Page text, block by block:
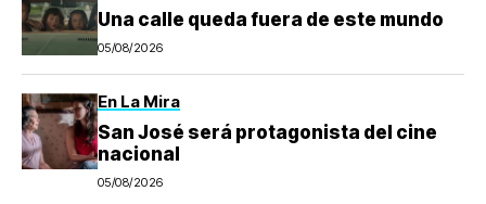
Una calle queda fuera de este mundo
05/08/2026
En La Mira
San José será protagonista del cine
nacional
05/08/2026